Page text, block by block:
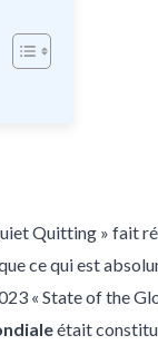
Quitting » fait
ce qui est
« State of the
était